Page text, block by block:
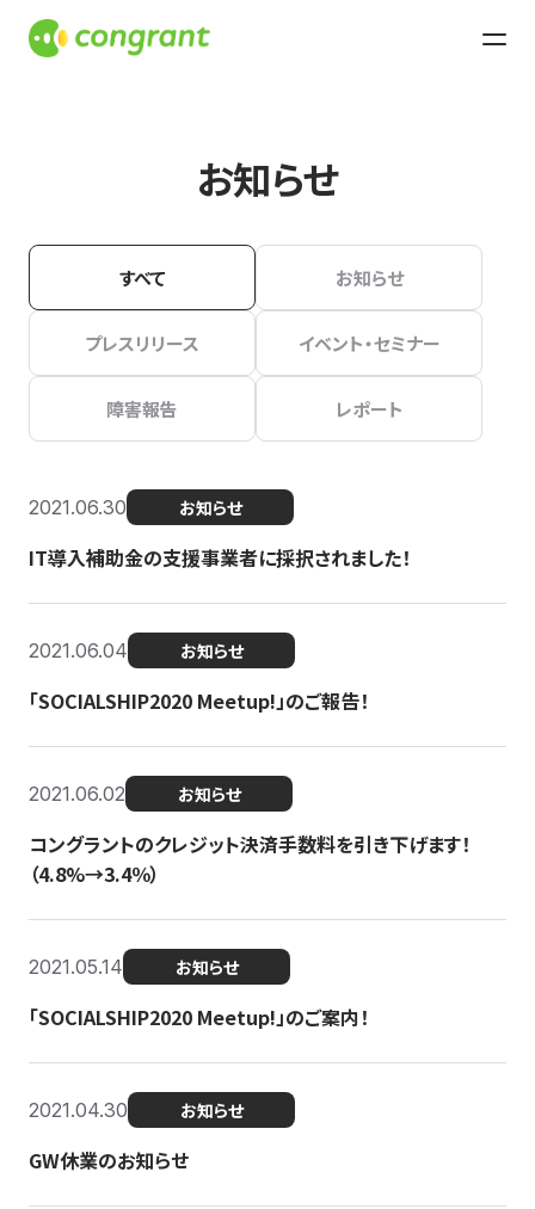
お知らせ
すべて お知らせ
プレスリリース イベント・セミナー
障害報告 レポート
2021.06.30 お知らせ
IT導入補助金の支援事業者に採択されました！
2021.06.04 お知らせ
「SOCIALSHIP2020 Meetup!」のご報告！
2021.06.02 お知らせ
コングラントのクレジット決済手数料を引き下げます！
（4.8%→3.4％）
2021.05.14 お知らせ
「SOCIALSHIP2020 Meetup!」のご案内！
2021.04.30 お知らせ
GW休業のお知らせ